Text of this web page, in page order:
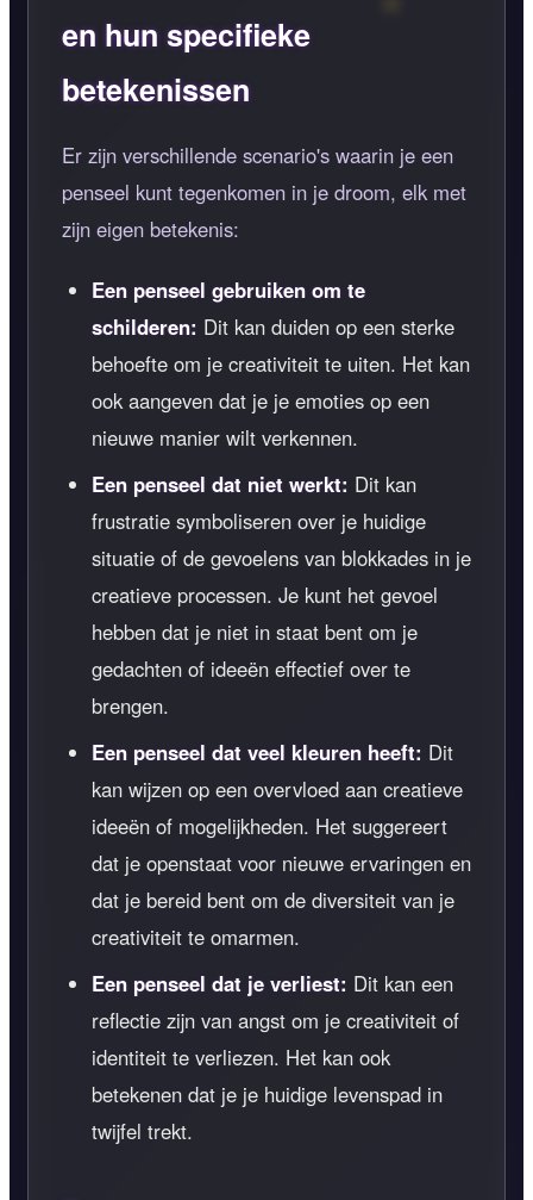
en hun specifieke
betekenissen
Er zijn verschillende scenario's waarin je een
penseel kunt tegenkomen in je droom, elk met
zijn eigen betekenis:
Een penseel gebruiken om te
schilderen: Dit kan duiden op een sterke
behoefte om je creativiteit te uiten. Het kan
ook aangeven dat je je emoties op een
nieuwe manier wilt verkennen.
Een penseel dat niet werkt: Dit kan
frustratie symboliseren over je huidige
situatie of de gevoelens van blokkades in je
creatieve processen. Je kunt het gevoel
hebben dat je niet in staat bent om je
gedachten of ideeën effectief over te
brengen.
Een penseel dat veel kleuren heeft: Dit
kan wijzen op een overvloed aan creatieve
ideeën of mogelijkheden. Het suggereert
dat je openstaat voor nieuwe ervaringen en
dat je bereid bent om de diversiteit van je
creativiteit te omarmen.
Een penseel dat je verliest: Dit kan een
reflectie zijn van angst om je creativiteit of
identiteit te verliezen. Het kan ook
betekenen dat je je huidige levenspad in
twijfel trekt.